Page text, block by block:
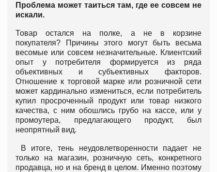
Проблема может таиться там, где ее совсем не
искали.
Товар остался на полке, а не в корзине
покупателя? Причины этого могут быть весьма
весомые или совсем незначительные. Клиентский
опыт у потребителя формируется из ряда
объективных и субъективных факторов.
Отношение к торговой марке или розничной сети
может кардинально измениться, если потребитель
купил просроченный продукт или товар низкого
качества, с ним обошлись грубо на кассе, или у
промоутера, предлагающего продукт, был
неопрятный вид.
В итоге, тень неудовлетворенности падает не
только на магазин, розничную сеть, конкретного
продавца, но и на бренд в целом. Именно поэтому